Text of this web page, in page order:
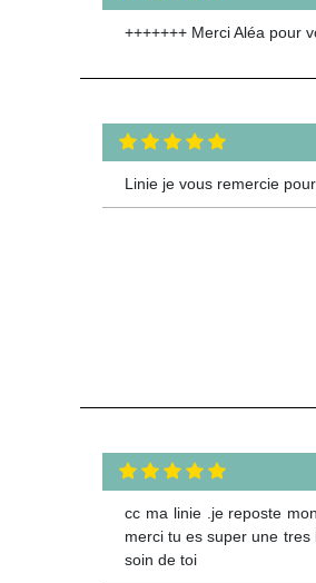
+++++++ Merci Aléa pour
Linie je vous remercie
cc ma linie .je reposte
merci tu es super une
soin de toi